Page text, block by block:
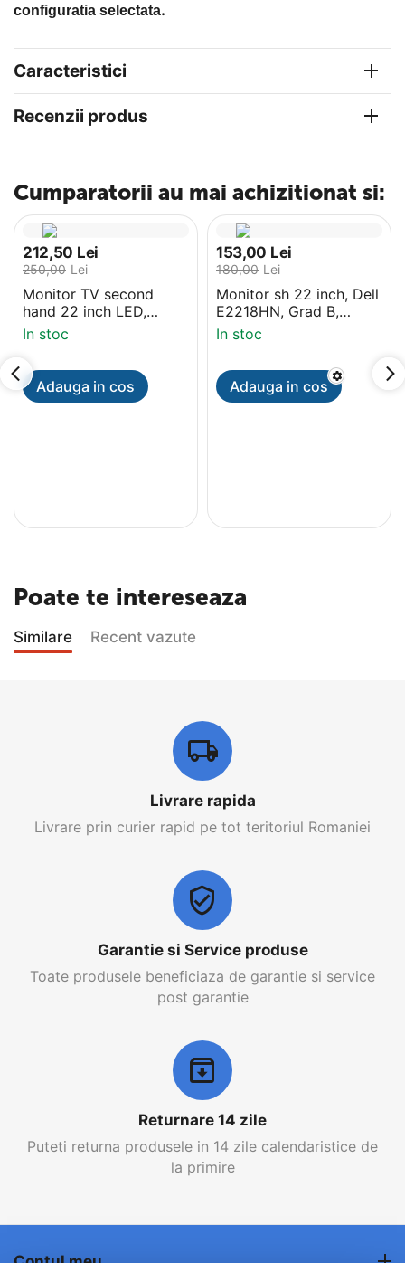
configuratia selectata.
Caracteristici
Recenzii produs
Cumparatorii au mai achizitionat si:
212,50 Lei
250,00 Lei
Monitor TV second
hand 22 inch LED,
Samsung HDTV, HD,
HDMI
In stoc
Adauga in cos
153,00 Lei
180,00 Lei
Monitor sh 22 inch, Dell
E2218HN, Grad B,
HDMI, 1920x1080
In stoc
Adauga in cos
Poate te intereseaza
Similare Recent vazute
Livrare rapida
Livrare prin curier rapid pe tot teritoriul Romaniei
Garantie si Service produse
Toate produsele beneficiaza de garantie si service
post garantie
Returnare 14 zile
Puteti returna produsele in 14 zile calendaristice de
la primire